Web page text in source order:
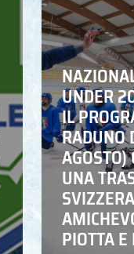
UNDER
IL
RADUNO
AGOSTO)
UNA
PIOTTA